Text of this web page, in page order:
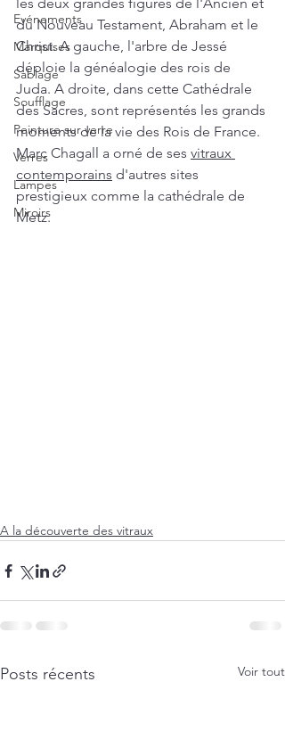
Evénements
Marquises
Sablage
Soufflage
Peinture sur verre
Verres
Lampes
Miroirs
du Nouveau Testament, Abraham et le
Christ. A gauche, l'arbre de Jessé
déploie la généalogie des rois de
Juda. A droite, dans cette Cathédrale
des Sacres, sont représentés les grands
moments de la vie des Rois de France.
Marc Chagall a orné de ses vitraux
contemporains d'autres sites
prestigieux comme la cathédrale de
Metz.
A la découverte des vitraux
Posts récents Voir tout